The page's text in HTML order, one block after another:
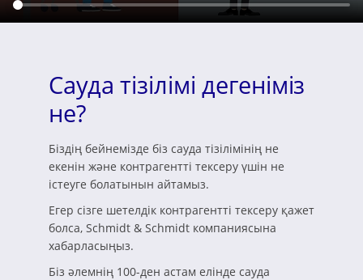
Сауда тізілімі дегеніміз
не?
Біздің бейнемізде біз сауда тізілімінің не
екенін және контрагентті тексеру үшін не
істеуге болатынын айтамыз.
Егер сізге шетелдік контрагентті тексеру қажет
болса, Schmidt & Schmidt компаниясына
хабарласыңыз.
Біз әлемнің 100-ден астам елінде сауда